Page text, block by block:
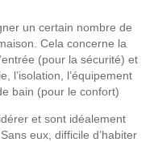
un certain nombre de
Cela concerne la
(pour la sécurité) et
l’isolation, l’équipement
bain (pour le confort)
et sont idéalement
eux, difficile d’habiter